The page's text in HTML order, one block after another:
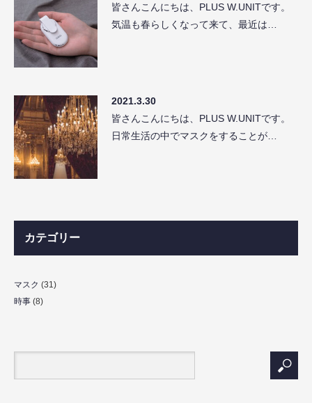
皆さんこんにちは、PLUS W.UNITです。
気温も春らしくなって来て、最近は…
2021.3.30
皆さんこんにちは、PLUS W.UNITです。
日常生活の中でマスクをすることが…
カテゴリー
マスク (31)
時事 (8)